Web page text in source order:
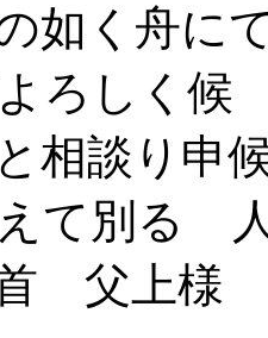
如く舟に
ろしく候
と相談り
て別る
父上